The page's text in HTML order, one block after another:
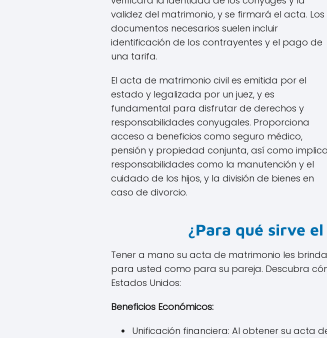
validez del matrimonio, y se firmará el acta. Los
documentos necesarios suelen incluir
identificación de los contrayentes y el pago de
una tarifa.
El acta de matrimonio civil es emitida por el
estado y legalizada por un juez, y es
fundamental para disfrutar de derechos y
responsabilidades conyugales. Proporciona
acceso a beneficios como seguro médico,
pensión y propiedad conjunta, así como implica
responsabilidades como la manutención y el
cuidado de los hijos, y la división de bienes en
caso de divorcio.
¿Para qué sirve
Tener a mano su acta de matrimonio les
para usted como para su pareja. Descubra
Estados Unidos:
Beneficios Económicos:
Unificación financiera: Al obtener su acta